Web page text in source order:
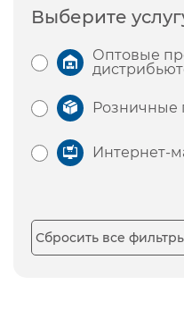
Выберите
Оптовые
Розничные
Интернет-
Сбросить все